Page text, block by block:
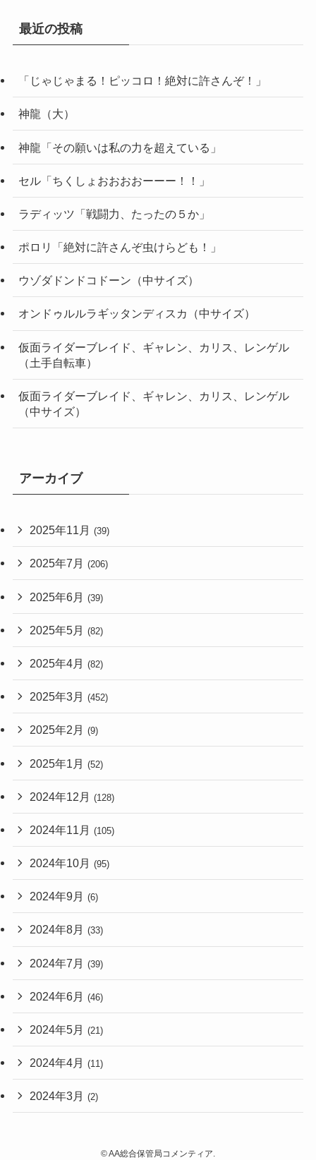
最近の投稿
「じゃじゃまる！ピッコロ！絶対に許さんぞ！」
神龍（大）
神龍「その願いは私の力を超えている」
セル「ちくしょおおおおーーー！！」
ラディッツ「戦闘力、たったの５か」
ポロリ「絶対に許さんぞ虫けらども！」
ウゾダドンドコドーン（中サイズ）
オンドゥルルラギッタンディスカ（中サイズ）
仮面ライダーブレイド、ギャレン、カリス、レンゲル
（土手自転車）
仮面ライダーブレイド、ギャレン、カリス、レンゲル
（中サイズ）
アーカイブ
2025年11月 (39)
2025年7月 (206)
2025年6月 (39)
2025年5月 (82)
2025年4月 (82)
2025年3月 (452)
2025年2月 (9)
2025年1月 (52)
2024年12月 (128)
2024年11月 (105)
2024年10月 (95)
2024年9月 (6)
2024年8月 (33)
2024年7月 (39)
2024年6月 (46)
2024年5月 (21)
2024年4月 (11)
2024年3月 (2)
©AA総合保管局コメンティア.